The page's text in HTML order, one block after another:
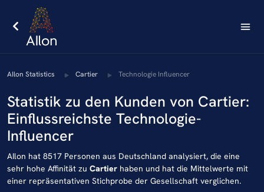
AIlon Statistics Cartier Technologie Influencer
Statistik zu den Kunden von Cartier:
Einflussreichste Technologie-
Influencer
AIlon hat 8517 Personen aus Deutschland analysiert, die eine
sehr hohe Affinität zu Cartier haben und hat die Mittelwerte mit
einer repräsentativen Stichprobe der Gesellschaft verglichen.